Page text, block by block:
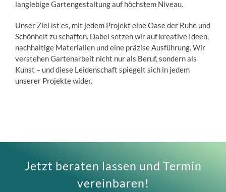
langlebige Gartengestaltung auf höchstem Niveau.
Unser Ziel ist es, mit jedem Projekt eine Oase der Ruhe und
Schönheit zu schaffen. Dabei setzen wir auf kreative Ideen,
nachhaltige Materialien und eine präzise Ausführung. Wir
verstehen Gartenarbeit nicht nur als Beruf, sondern als
Kunst – und diese Leidenschaft spiegelt sich in jedem
unserer Projekte wider.
Jetzt beraten lassen und Termin
vereinbaren!